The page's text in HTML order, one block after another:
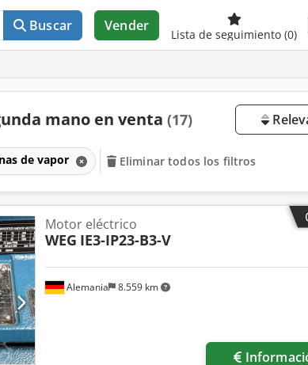
Buscar Vender
Lista de seguimiento (0)
mano en venta (17)
de vapor Eliminar todos los filtros
Alemania 8.559 km
Motor eléctrico
WEG IE3-IP23-B3-V